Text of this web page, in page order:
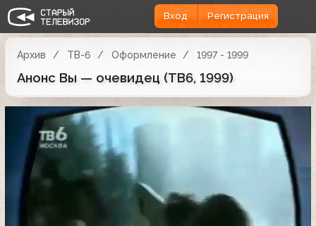
Вход Регистрация
Архив ТВ-6 Оформление 1997 - 1999
Анонс Вы — очевидец (ТВ6, 1999)